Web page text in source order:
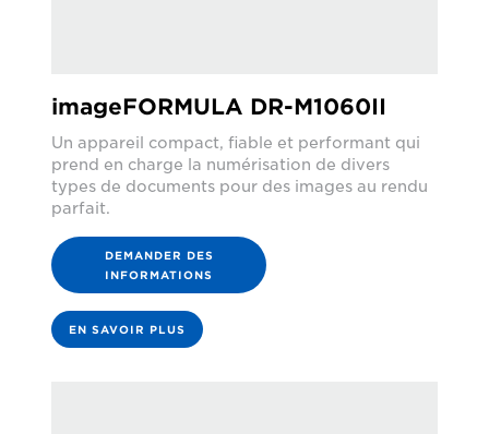
imageFORMULA DR-M1060II
Un appareil compact, fiable et performant qui
prend en charge la numérisation de divers
types de documents pour des images au rendu
parfait.
DEMANDER DES
INFORMATIONS
EN SAVOIR PLUS